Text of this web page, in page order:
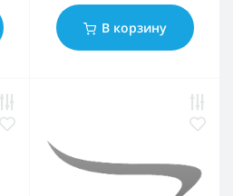
В корзину